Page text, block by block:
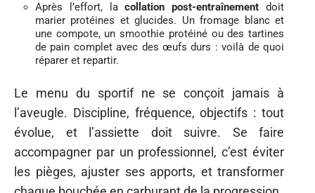
Après l’effort, lacollation post-entraînement doit
marier protéines et glucides. Un fromage blanc et
une compote, un smoothie protéiné ou des tartines
de pain complet avec des œufs durs : voilà de quoi
réparer et repartir.
Le menu du sportif ne se conçoit jamais à
l’aveugle. Discipline, fréquence, objectifs : tout
évolue, et l’assiette doit suivre. Se faire
accompagner par un professionnel, c’est éviter
les pièges, ajuster ses apports, et transformer